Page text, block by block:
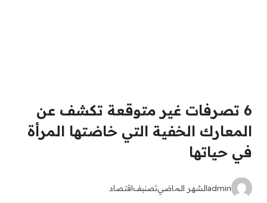
6 تصرفات غير متوقعة تكشف عن
المعارك الخفية التي خاضتها المرأة
في حياتها
adminالشهر الماضيتصنيفاقتصاد